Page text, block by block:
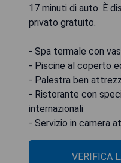
17 minuti di auto. È
privato gratuito.
- Spa termale con
- Piscine al coperto
- Palestra ben
- Ristorante con
internazionali
- Servizio in camera
VERIFICA